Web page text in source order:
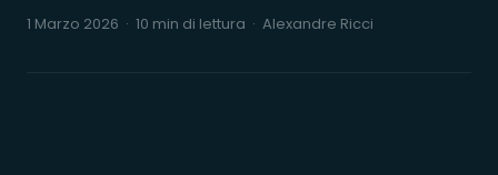
1 Marzo 2026 · 10 min di lettura · Alexandre Ricci